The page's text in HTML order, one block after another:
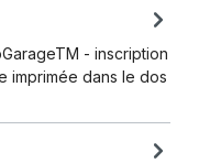
- inscription
imprimée dans le dos